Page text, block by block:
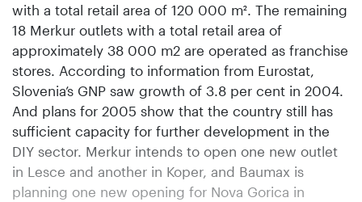
with a total retail area of 120 000 m². The remaining
18 Merkur outlets with a total retail area of
approximately 38 000 m2 are operated as franchise
stores. According to information from Eurostat,
Slovenia’s GNP saw growth of 3.8 per cent in 2004.
And plans for 2005 show that the country still has
sufficient capacity for further development in the
DIY sector. Merkur intends to open one new outlet
in Lesce and another in Koper, and Baumax is
planning one new opening for Nova Gorica in